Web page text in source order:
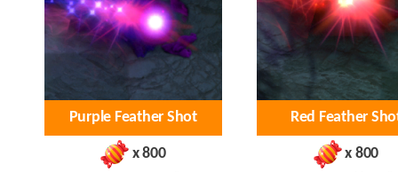
Purple Feather Shot
x 800
Red Feather
x 800